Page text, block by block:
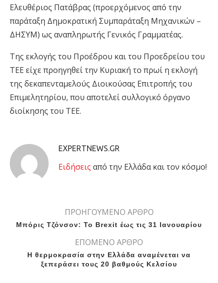
Ελευθέριος Πατάβρας (προερχόμενος από την
παράταξη Δημοκρατική Συμπαράταξη Μηχανικών –
ΔΗΣΥΜ) ως αναπληρωτής Γενικός Γραμματέας.
Της εκλογής του Προέδρου και του Προεδρείου του
ΤΕΕ είχε προηγηθεί την Κυριακή το πρωί η εκλογή
της δεκαπενταμελούς Διοικούσας Επιτροπής του
Επιμελητηρίου, που αποτελεί συλλογικό όργανο
διοίκησης του ΤΕΕ.
EXPERTNEWS.GR
Eιδήσεις από την Ελλάδα και τον κόσμο!
ΠΡΟΗΓΟΥΜΕΝΟ ΑΡΘΡΟ
Μπόρις Τζόνσον: Το Brexit έως τις 31 Ιανουαρίου
ΕΠΟΜΕΝΟ ΑΡΘΡΟ
Η θερμοκρασία στην Ελλάδα αναμένεται να
ξεπεράσει τους 20 βαθμούς Κελσίου